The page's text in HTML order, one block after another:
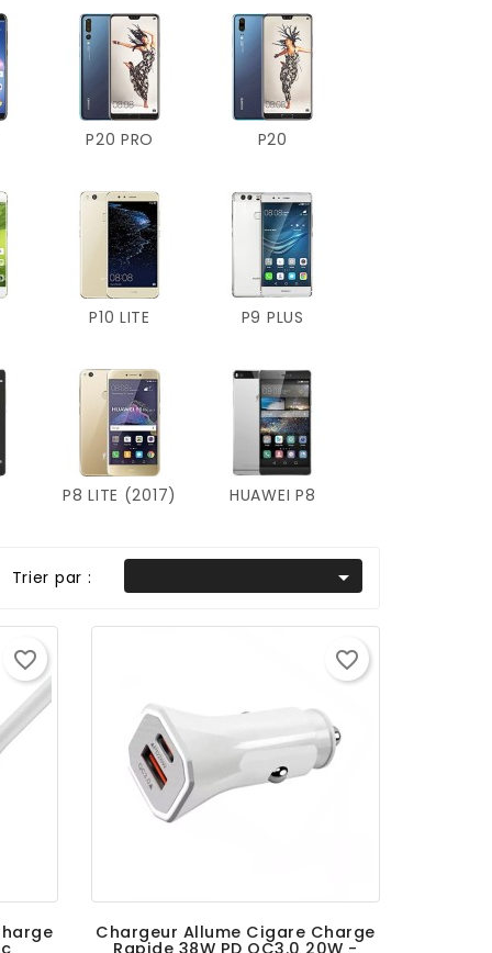
P20 PRO P20
P10 LITE P9 PLUS
P8 LITE (2017) HUAWEI P8
Trier par : 
favorite_border
Chargeur Allume Cigare Charge
Rapide 38W PD QC3.0 20W -
favorite_border